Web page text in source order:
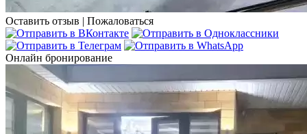
Оставить отзыв | Пожаловаться
Онлайн бронирование